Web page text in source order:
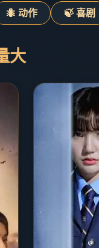
🐜 动作 🍃 喜剧
大